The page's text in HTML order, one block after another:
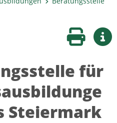
Seite
für
Steiermark